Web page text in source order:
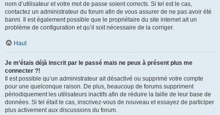
nom d’utilisateur et votre mot de passe soient corrects. Si tel est le cas,
contactez un administrateur du forum afin de vous assurer de ne pas avoir été
banni. Il est également possible que le propriétaire du site internet ait un
problème de configuration et qu’il soit nécessaire de la corriger.
Haut
Je m’étais déjà inscrit par le passé mais ne peux à présent plus me
connecter ?!
Il est possible qu’un administrateur ait désactivé ou supprimé votre compte
pour une quelconque raison. De plus, beaucoup de forums suppriment
périodiquement les utilisateurs inactifs afin de réduire la taille de leur base de
données. Si tel était le cas, inscrivez-vous de nouveau et essayez de participer
plus activement aux discussions du forum.